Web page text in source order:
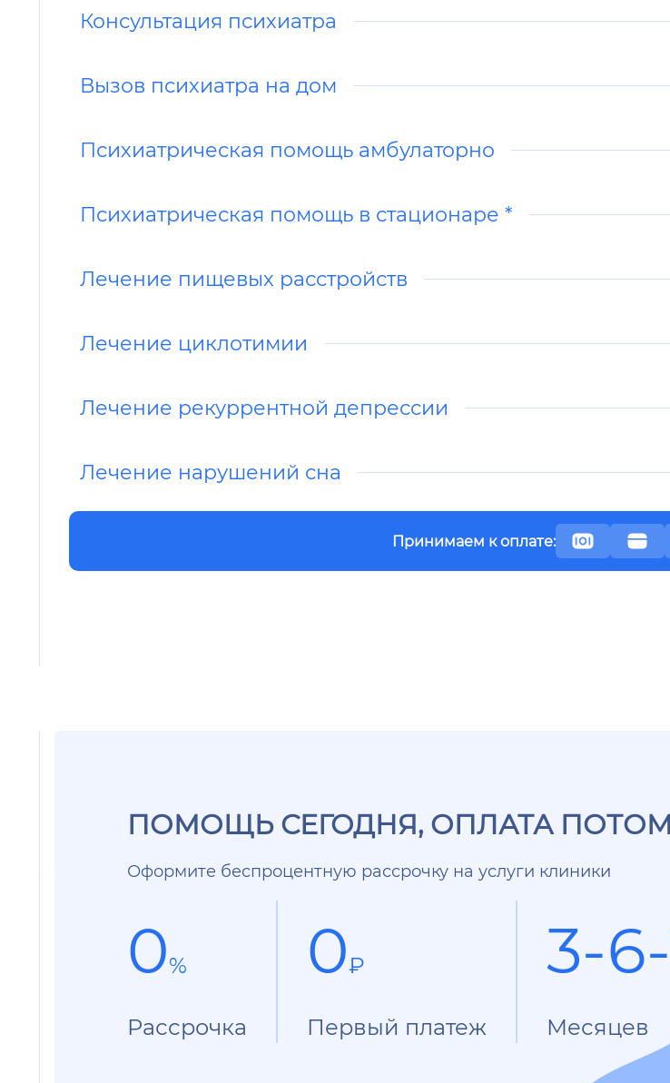
Консультация психиатра
Вызов психиатра на дом
Психиатрическая помощь амбулаторно
Психиатрическая помощь в стационаре *
Лечение пищевых расстройств
Лечение циклотимии
Лечение рекуррентной депрессии
Лечение нарушений сна
Принимаем к оплате:
ПОМОЩЬ СЕГОДНЯ, ОПЛАТА
Оформите беспроцентную рассрочку на услуги клиники
0%
Рассрочка
0₽
Первый платеж
3-
Месяцев